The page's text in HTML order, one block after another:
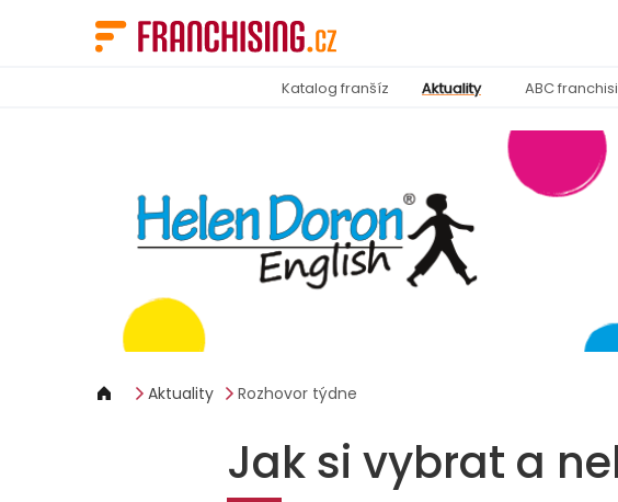
Katalog franšíz Aktuality ABC
Aktuality Rozhovor týdne
Jak si vybrat a